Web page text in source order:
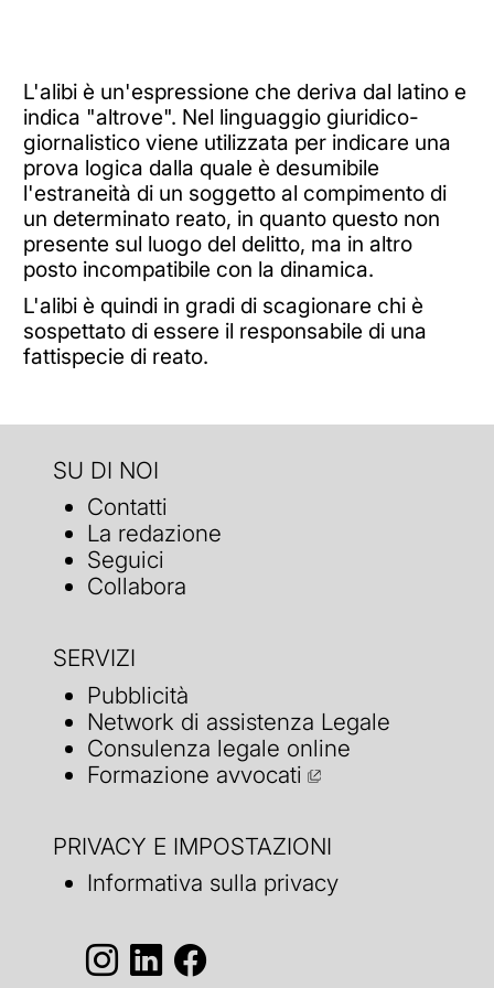
L'alibi è un'espressione che deriva dal latino e
indica "altrove". Nel linguaggio giuridico-
giornalistico viene utilizzata per indicare una
prova logica dalla quale è desumibile
l'estraneità di un soggetto al compimento di
un determinato reato, in quanto questo non
presente sul luogo del delitto, ma in altro
posto incompatibile con la dinamica.
L'alibi è quindi in gradi di scagionare chi è
sospettato di essere il responsabile di una
fattispecie di reato.
SU DI NOI
Contatti
La redazione
Seguici
Collabora
SERVIZI
Pubblicità
Network di assistenza Legale
Consulenza legale online
Formazione avvocati
PRIVACY E IMPOSTAZIONI
Informativa sulla privacy